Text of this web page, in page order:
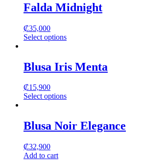
Falda Midnight
₡35,000
Select options
has
multiple
The
options
chosen
on
the
product
page
Blusa Iris Menta
₡15,900
Select options
has
multiple
The
options
Blusa Noir Elegance
₡32,900
Add to cart